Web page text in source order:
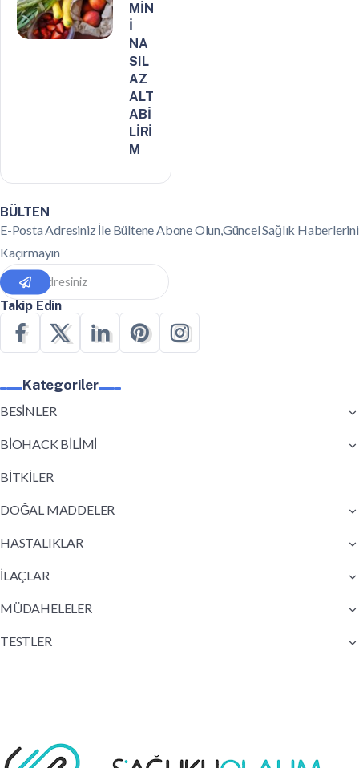
MİN
İ
NA
SIL
AZ
ALT
ABİ
LİRİ
M
BÜLTEN
E-Posta Adresiniz İle Bültene Abone Olun,Güncel Sağlık Haberlerini
Kaçırmayın
Takip Edin
Kategoriler
BESİNLER
BİOHACK BİLİMİ
BİTKİLER
DOĞAL MADDELER
HASTALIKLAR
İLAÇLAR
MÜDAHELELER
TESTLER